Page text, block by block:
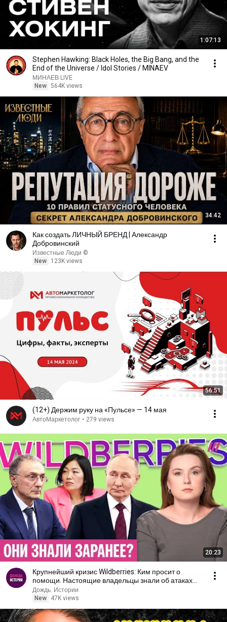
1:07:13
Stephen Hawking: Black Holes, the Big Bang, and the
End of the Universe / Idol Stories / MINAEV
МИНАЕВ LIVE
New 564K views
34:42
Как создать ЛИЧНЫЙ БРЕНД | Александр
Добровинский
Известные Люди ©
New
123K views
56:51
(12+) Держим руку на «Пульсе» — 14 мая
АвтоМаркетолог • 279 views
20:23
Крупнейший кризис Wildberries: Ким просит о
помощи. Настоящие владельцы знали об атаках
заранее?
Дождь. Истории
New
47K views